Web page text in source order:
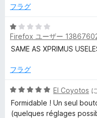
評
フラグ
5
段
階
1
評
価
Firefox ユーザー
SAME AS XPRIMUS
フラグ
5
段
階
El Coyotos
Formidable ! Un seul
(quelques réglages